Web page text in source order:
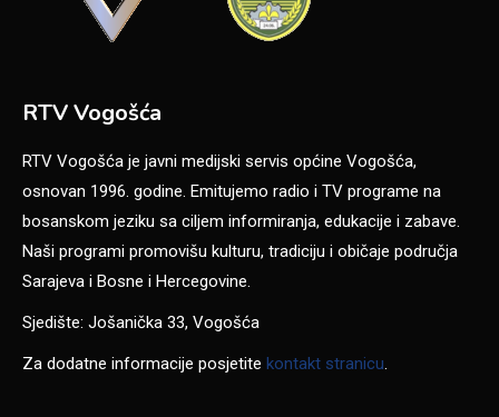
RTV Vogošća
RTV Vogošća je javni medijski servis općine Vogošća,
osnovan 1996. godine. Emitujemo radio i TV programe na
bosanskom jeziku sa ciljem informiranja, edukacije i zabave.
Naši programi promovišu kulturu, tradiciju i običaje područja
Sarajeva i Bosne i Hercegovine.
Sjedište: Jošanička 33, Vogošća
Za dodatne informacije posjetite kontakt stranicu.